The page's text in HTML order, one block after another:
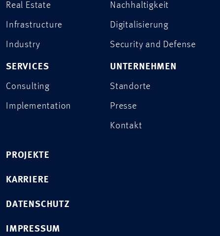
Real Estate
Infrastructure
Industry
SERVICES
Consulting
Implementation
Nachhaltigkeit
Digitalisierung
Security and Defense
UNTERNEHMEN
Standorte
Presse
Kontakt
PROJEKTE
KARRIERE
DATENSCHUTZ
IMPRESSUM